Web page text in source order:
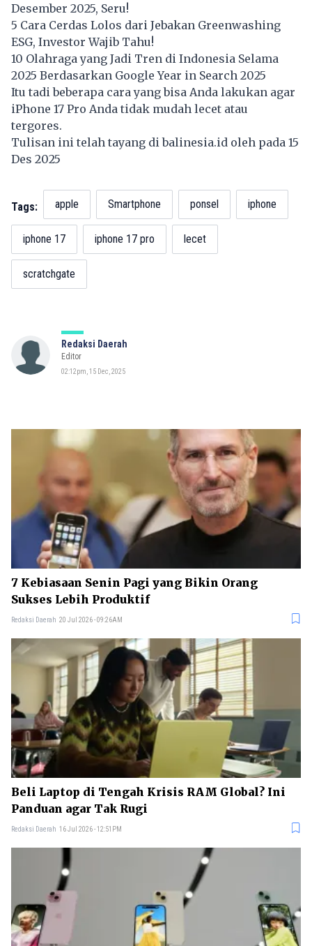
Desember 2025, Seru!
5 Cara Cerdas Lolos dari Jebakan Greenwashing
ESG, Investor Wajib Tahu!
10 Olahraga yang Jadi Tren di Indonesia Selama
2025 Berdasarkan Google Year in Search 2025
Itu tadi beberapa cara yang bisa Anda lakukan agar
iPhone 17 Pro Anda tidak mudah lecet atau
tergores.
Tulisan ini telah tayang dibalinesia.id oleh pada 15
Des 2025
Tags: apple Smartphone ponsel iphone
iphone 17 iphone 17 pro lecet
scratchgate
Redaksi Daerah
Editor
02:12pm, 15 Dec, 2025
7 Kebiasaan Senin Pagi yang Bikin Orang
Sukses Lebih Produktif
Redaksi Daerah 20 Jul 2026 - 09:26AM
Beli Laptop di Tengah Krisis RAM Global? Ini
Panduan agar Tak Rugi
Redaksi Daerah 16 Jul 2026 - 12:51PM